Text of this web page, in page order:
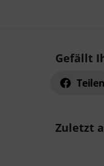
Gefällt
Teilen
Zuletzt